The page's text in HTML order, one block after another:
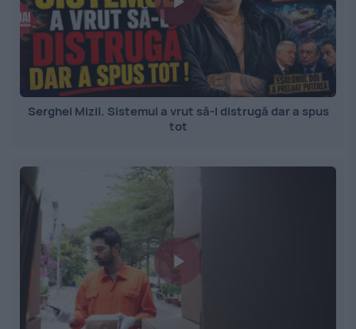
Serghei Mizil. Sistemul a vrut să-l distrugă dar a spus
tot